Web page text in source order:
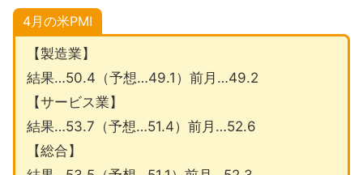
4月の米PMI
【製造業】
結果…50.4（予想…49.1）前月…49.2
【サービス業】
結果…53.7（予想…51.4）前月…52.6
【総合】